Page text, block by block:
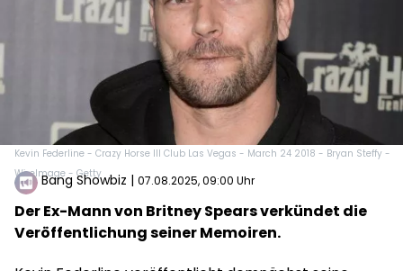
Kevin Federline - Crazy Horse III Club Las Vegas - March 24 2018 - Bryan Steffy -
WireImage - Getty
Bang Showbiz | 07.08.2025, 09:00 Uhr
Der Ex-Mann von Britney Spears verkündet die
Veröffentlichung seiner Memoiren.